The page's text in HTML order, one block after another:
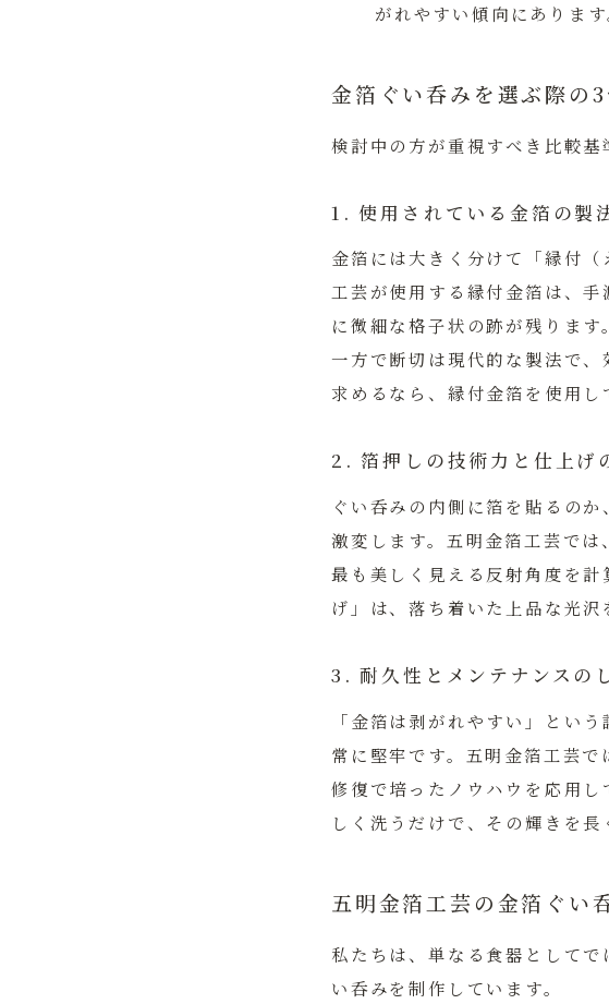
がれやすい傾向にあります
金箔ぐい呑みを選ぶ際の
検討中の方が重視すべき比較基
1. 使用されている金箔の製
金箔には大きく分けて「縁付（
工芸が使用する縁付金箔は、
に微細な格子状の跡が残ります。
一方で断切は現代的な製法で
求めるなら、縁付金箔を使用し
2. 箔押しの技術力と仕上げ
ぐい呑みの内側に箔を貼るの
激変します。五明金箔工芸で
最も美しく見える反射角度を
げ」は、落ち着いた上品な光沢
3. 耐久性とメンテナンスの
「金箔は剥がれやすい」とい
常に堅牢です。五明金箔工芸
修復で培ったノウハウを応用
しく洗うだけで、その輝きを長
五明金箔工芸の金箔ぐい
私たちは、単なる食器として
い呑みを制作しています。